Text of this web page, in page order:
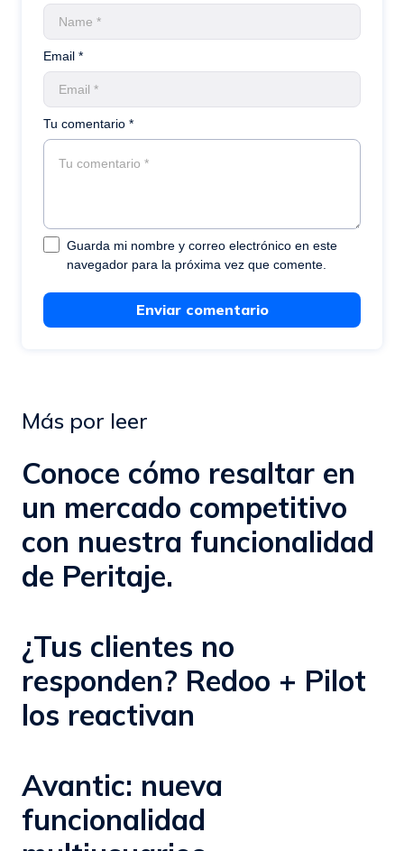
Tu comentario *
Email *
Guarda mi nombre y correo electrónico en este
navegador para la próxima vez que comente.
Enviar comentario
Más por leer
Conoce cómo resaltar en
un mercado competitivo
con nuestra funcionalidad
de Peritaje.
¿Tus clientes no
responden? Redoo + Pilot
los reactivan
Avantic: nueva
funcionalidad